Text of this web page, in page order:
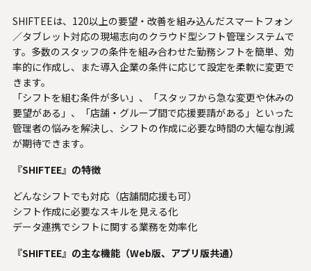
SHIFTEEは、120以上の要望・改善を組み込んだスマートフォン
／タブレット対応の現場志向のクラウド型シフト管理システムで
す。多数のスタッフの条件を組み合わせた勤務シフトを簡単、効
率的に作成し、また導入企業の条件に応じて設定を柔軟に変更で
きます。
「シフトを組む条件が多い」、「スタッフから急な変更や休みの
要望がある」、「店舗・グループ間で応援要請がある」といった
管理者の悩みを解決し、シフトの作成に必要な時間の大幅な削減
が期待できます。
『SHIFTEE』の特徴
どんなシフトでも対応（店舗間応援も可）
シフト作成に必要なスキルを見える化
データ連携でシフトに関する業務を効率化
『SHIFTEE』の主な機能（Web版、アプリ版共通）